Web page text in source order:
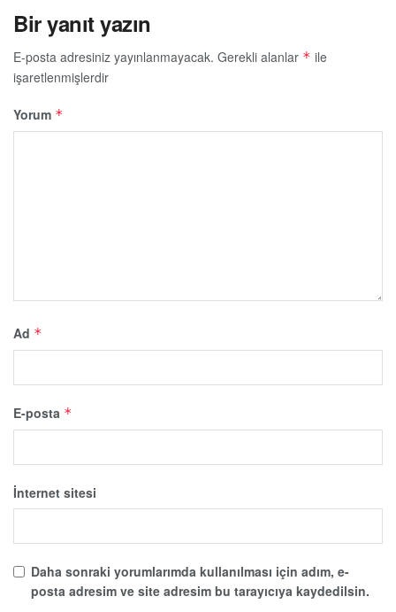
Bir yanıt yazın
E-posta adresiniz yayınlanmayacak. Gerekli alanlar * ile
işaretlenmişlerdir
Yorum *
Ad *
E-posta *
İnternet sitesi
Daha sonraki yorumlarımda kullanılması için adım, e-
posta adresim ve site adresim bu tarayıcıya kaydedilsin.